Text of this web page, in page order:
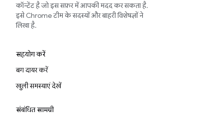
कॉन्टेंट है जो इस सफ़र में आपकी मदद कर सकता है.
इसे Chrome टीम के सदस्यों और बाहरी विशेषज्ञों ने
लिखा है.
सहयोग करें
बग दायर करें
खुली समस्याएं देखें
संबंधित सामग्री